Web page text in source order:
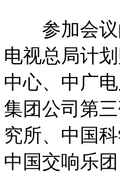
参加会议
电视总局计
中心、中广
集团公司第
究所、中国
中国交响乐